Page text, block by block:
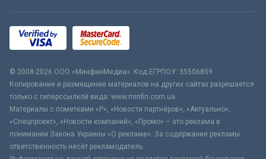
© 2008-2026 ООО «МинфинМедиа». Код ЕГРПОУ: 35506859
Копирование и размещение материалов на других сайтах разрешается
только с гиперссылкой вида: www.minfin.com.ua
Материалы с пометками «Р», «Новости партнёров», «Актуально»,
«Спецпроект», «Новости компаний», «Промо» – это реклама в
понимании Закона Украины «О рекламе». За содержание рекламы
ответственность несёт рекламодатель.